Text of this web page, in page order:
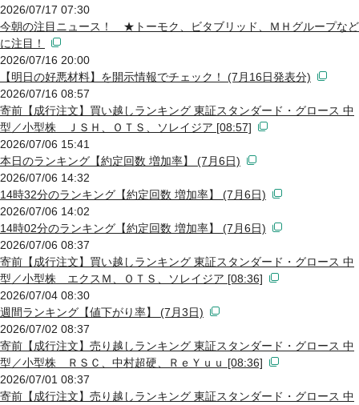
2026/07/17 07:30
今朝の注目ニュース！ ★トーモク、ビタブリッド、ＭＨグループなど
に注目！
2026/07/16 20:00
【明日の好悪材料】を開示情報でチェック！ (7月16日発表分)
2026/07/16 08:57
寄前【成行注文】買い越しランキング 東証スタンダード・グロース 中
型／小型株 ＪＳＨ、ＯＴＳ、ソレイジア [08:57]
2026/07/06 15:41
本日のランキング【約定回数 増加率】 (7月6日)
2026/07/06 14:32
14時32分のランキング【約定回数 増加率】 (7月6日)
2026/07/06 14:02
14時02分のランキング【約定回数 増加率】 (7月6日)
2026/07/06 08:37
寄前【成行注文】買い越しランキング 東証スタンダード・グロース 中
型／小型株 エクスＭ、ＯＴＳ、ソレイジア [08:36]
2026/07/04 08:30
週間ランキング【値下がり率】 (7月3日)
2026/07/02 08:37
寄前【成行注文】売り越しランキング 東証スタンダード・グロース 中
型／小型株 ＲＳＣ、中村超硬、ＲｅＹｕｕ [08:36]
2026/07/01 08:37
寄前【成行注文】売り越しランキング 東証スタンダード・グロース 中